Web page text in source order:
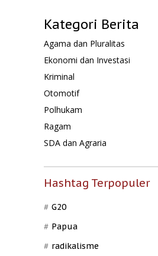
Kategori Berita
Agama dan Pluralitas
Ekonomi dan Investasi
Kriminal
Otomotif
Polhukam
Ragam
SDA dan Agraria
Hashtag Terpopuler
G20
Papua
radikalisme